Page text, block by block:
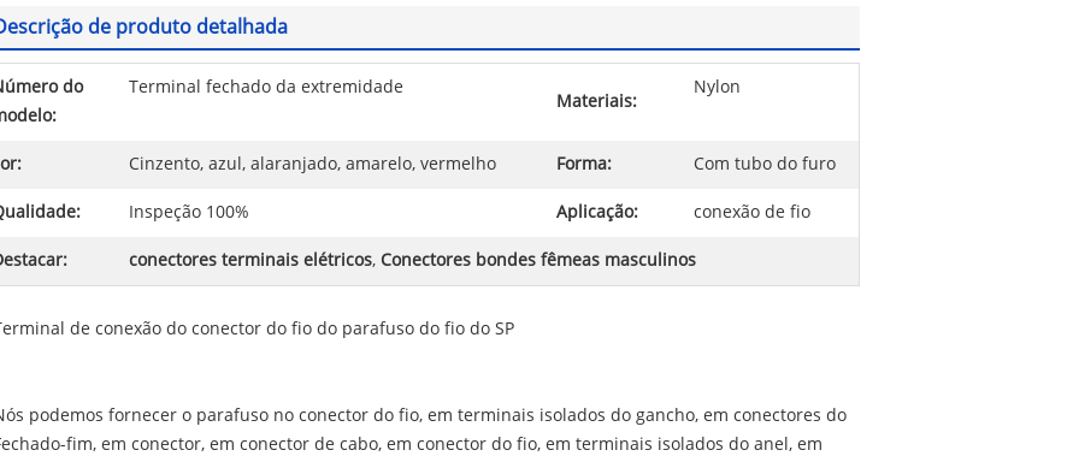
de produto detalhada
do
Terminal fechado da extremidade
Materiais:
Nylon
Cinzento, azul, alaranjado, amarelo, vermelho Forma: Com tubo do furo
Inspeção 100% Aplicação: conexão de fio
conectores terminais elétricos, Conectores bondes fêmeas masculinos
de conexão do conector do fio do parafuso do fio do SP
podemos fornecer o parafuso no conector do fio, em terminais isolados do gancho, em conectores do
fim, em conector, em conector de cabo, em conector do fio, em terminais isolados do anel, em